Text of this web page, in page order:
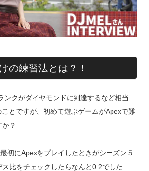
の練習法とは？！
クがダイヤモンドに到達するなど相当
とですが、初めて遊ぶゲームがApexで難
か？
初にApexをプレイしたときがシーズン５
比をチェックしたらなんと0.2でした